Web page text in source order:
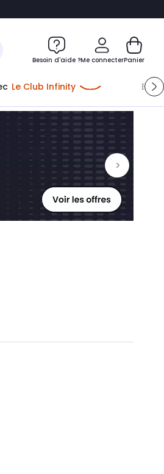
Besoin d'aide ?Me connecter
Me connecter
Nouveau clientCréer mon compte
ou me connecter avec
Panier
Le Club Infinity